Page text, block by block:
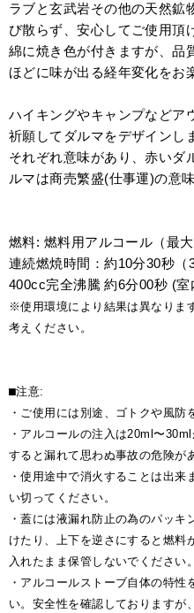
ラブと玄武岩その他の天然鉱
び散らず、安心してご使用頂
綿に焼き色が付きますが、品
ほどに味が出る経年変化をお
ハイキングやキャンプなどア
祈願してダルマをデザインし
それぞれ意味があり、赤いダ
ルマは商売繁盛(仕事運)の意
燃料: 燃料用アルコール（最大
連続燃焼時間：約10分30秒（
400cc完全沸騰 約6分00秒 (室
※使用環境により結果は異なりま
考えください。
⬛︎注意:
・ご使用には別途、ゴトクや風防
・アルコールの注入は20ml〜
すると漏れて思わぬ事故の危険が
・使用途中で消火することは出
い切ってください。
・蓋には液漏れ防止の為のパッ
けたり、上下を逆さにすると燃料
入れたまま保管しないでください。
・アルコールストーブ自体の特性
い。安全性を確認しておりますが